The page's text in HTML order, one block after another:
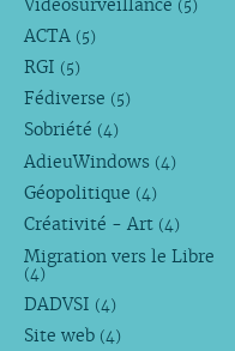
(5)
ACTA (5)
RGI (5)
Fédiverse (5)
Sobriété (4)
AdieuWindows (4)
Géopolitique (4)
Créativité - Art (4)
Migration vers le Libre
(4)
DADVSI (4)
Site web (4)